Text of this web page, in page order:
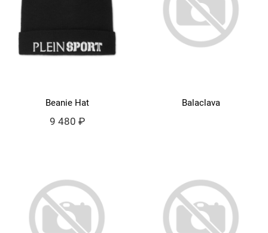
Beanie Hat
9 480 ₽
Balaclava